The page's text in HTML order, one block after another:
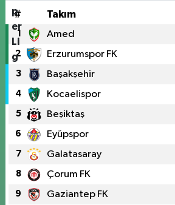
# Takım
1 Amed
2 Erzurumspor FK
3 Başakşehir
4 Kocaelispor
5 Beşiktaş
6 Eyüpspor
7 Galatasaray
8 Çorum FK
9 Gaziantep FK